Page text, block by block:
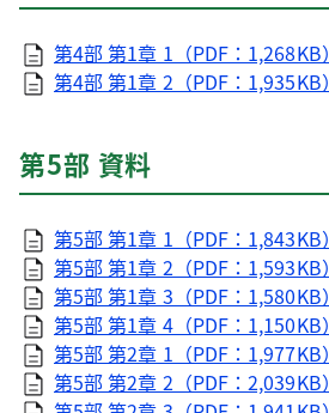
第4部 第1章 1（PDF：1,268KB）
第4部 第1章 2（PDF：1,935KB）
第5部 資料
第5部 第1章 1（PDF：1,843KB）
第5部 第1章 2（PDF：1,593KB）
第5部 第1章 3（PDF：1,580KB）
第5部 第1章 4（PDF：1,150KB）
第5部 第2章 1（PDF：1,977KB）
第5部 第2章 2（PDF：2,039KB）